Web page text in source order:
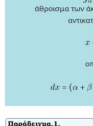
άθροισμα των